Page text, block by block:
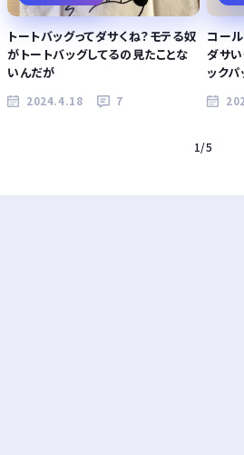
トートバッグってダサくね？モテる奴
がトートバッグしてるの見たことな
いんだが
2024.4.18 7
コー
ダサい
ックパ
1/5